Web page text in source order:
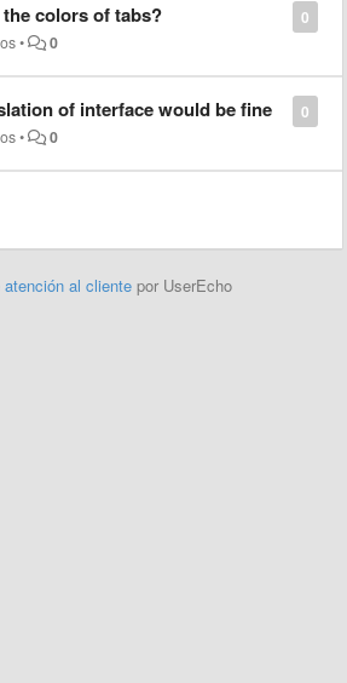
0
colors of tabs?
• 0
0
of interface would be fine
• 0
al cliente por UserEcho